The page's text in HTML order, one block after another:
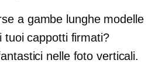
a gambe lunghemodelle
tuoi cappotti firmati?
nelle foto verticali.